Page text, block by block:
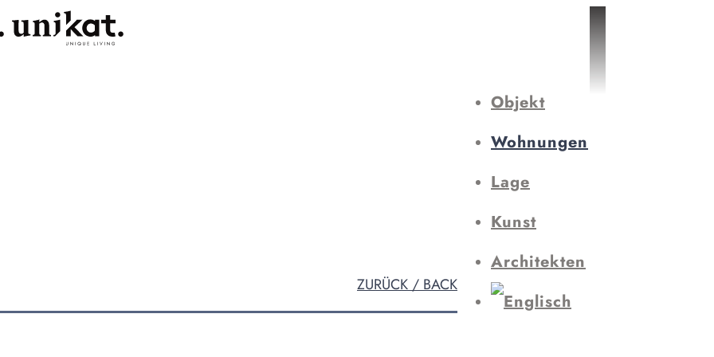
Objekt
Wohnungen
Lage
Kunst
Architekten
ZURÜCK / BACK